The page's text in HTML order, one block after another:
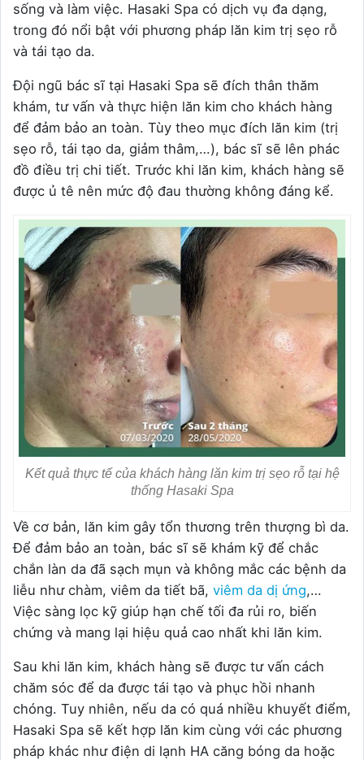
sống và làm việc. Hasaki Spa có dịch vụ đa dạng,
trong đó nổi bật với phương pháp lăn kim trị sẹo rỗ
và tái tạo da.
Đội ngũ bác sĩ tại Hasaki Spa sẽ đích thân thăm
khám, tư vấn và thực hiện lăn kim cho khách hàng
để đảm bảo an toàn. Tùy theo mục đích lăn kim (trị
sẹo rỗ, tái tạo da, giảm thâm,…), bác sĩ sẽ lên phác
đồ điều trị chi tiết. Trước khi lăn kim, khách hàng sẽ
được ủ tê nên mức độ đau thường không đáng kể.
Kết quả thực tế của khách hàng lăn kim trị sẹo rỗ tại hệ
thống Hasaki Spa
Về cơ bản, lăn kim gây tổn thương trên thượng bì da.
Để đảm bảo an toàn, bác sĩ sẽ khám kỹ để chắc
chắn làn da đã sạch mụn và không mắc các bệnh da
liễu như chàm, viêm da tiết bã, viêm da dị ứng,…
Việc sàng lọc kỹ giúp hạn chế tối đa rủi ro, biến
chứng và mang lại hiệu quả cao nhất khi lăn kim.
Sau khi lăn kim, khách hàng sẽ được tư vấn cách
chăm sóc để da được tái tạo và phục hồi nhanh
chóng. Tuy nhiên, nếu da có quá nhiều khuyết điểm,
Hasaki Spa sẽ kết hợp lăn kim cùng với các phương
pháp khác như điện di lạnh HA căng bóng da hoặc